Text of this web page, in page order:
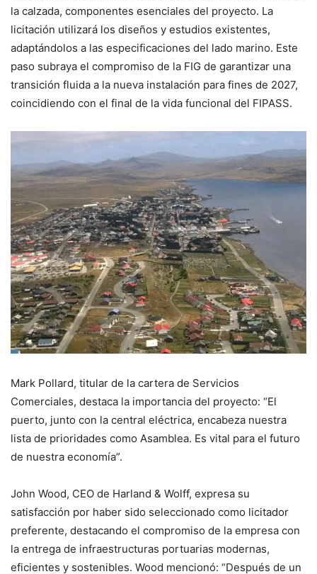
la calzada, componentes esenciales del proyecto. La
licitación utilizará los diseños y estudios existentes,
adaptándolos a las especificaciones del lado marino. Este
paso subraya el compromiso de la FIG de garantizar una
transición fluida a la nueva instalación para fines de 2027,
coincidiendo con el final de la vida funcional del FIPASS.
Mark Pollard, titular de la cartera de Servicios
Comerciales, destaca la importancia del proyecto: “El
puerto, junto con la central eléctrica, encabeza nuestra
lista de prioridades como Asamblea. Es vital para el futuro
de nuestra economía”.
John Wood, CEO de Harland & Wolff, expresa su
satisfacción por haber sido seleccionado como licitador
preferente, destacando el compromiso de la empresa con
la entrega de infraestructuras portuarias modernas,
eficientes y sostenibles. Wood mencionó: “Después de un